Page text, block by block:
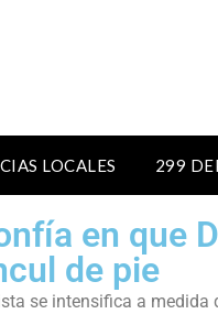
LOCALES 299
en que
de pie
se intensifica a medida